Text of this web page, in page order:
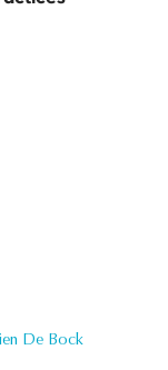
De Bock